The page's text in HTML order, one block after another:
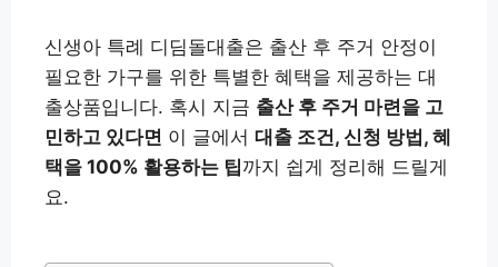
신생아 특례 디딤돌대출은 출산 후 주거 안정이
필요한 가구를 위한 특별한 혜택을 제공하는 대
출상품입니다. 혹시 지금 출산 후 주거 마련을 고
민하고 있다면 이 글에서 대출 조건, 신청 방법, 혜
택을 100% 활용하는 팁까지 쉽게 정리해 드릴게
요.